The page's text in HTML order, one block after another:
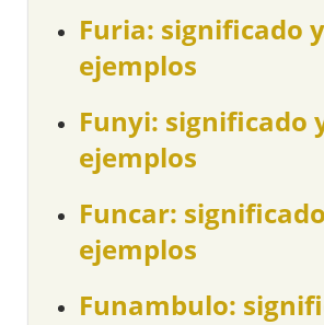
Furia: significado y
ejemplos
Funyi: significado
ejemplos
Funcar:
ejemplos
Funambulo: